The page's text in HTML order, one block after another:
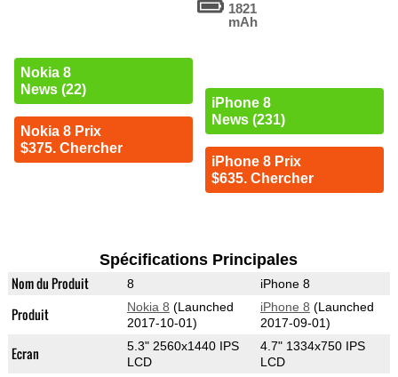
Nokia 8
News (22)
Nokia 8 Prix
$375. Chercher
1821
mAh
iPhone 8
News (231)
iPhone 8 Prix
$635. Chercher
Spécifications Principales
Nom du Produit 8 iPhone 8
Produit Nokia 8 (Launched
2017-10-01)
iPhone 8 (Launched
2017-09-01)
Ecran
5.3" 2560x1440 IPS
LCD
4.7" 1334x750 IPS
LCD